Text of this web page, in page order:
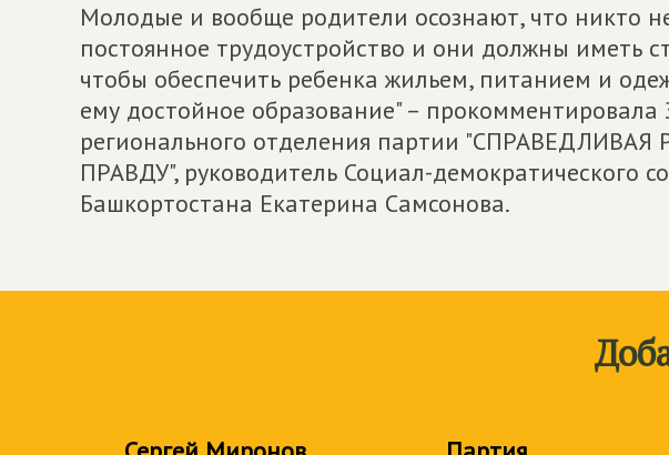
Молодые и вообще родители осознают, что никто
постоянное трудоустройство и они должны иметь
чтобы обеспечить ребенка жильем, питанием и
ему достойное образование" – прокомментировала
регионального отделения партии "СПРАВЕДЛИВАЯ
ПРАВДУ", руководитель Социал-демократического
Башкортостана Екатерина Самсонова.